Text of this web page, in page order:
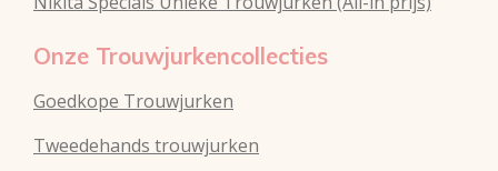
Onze Trouwjurkencollecties
Goedkope Trouwjurken
Tweedehands trouwjurken